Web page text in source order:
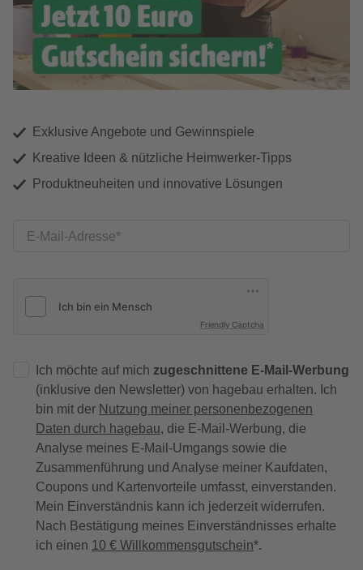
Exklusive Angebote und Gewinnspiele
Kreative Ideen & nützliche Heimwerker-Tipps
Produktneuheiten und innovative Lösungen
E-Mail-Adresse
Friendly Captcha
Ich möchte auf mich zugeschnittene E-Mail-Werbung
(inklusive den Newsletter) von hagebau erhalten. Ich
bin mit der Nutzung meiner personenbezogenen
Daten durch hagebau, die E-Mail-Werbung, die
Analyse meines E-Mail-Umgangs sowie die
Zusammenführung und Analyse meiner Kaufdaten,
Coupons und Kartenvorteile umfasst, einverstanden.
Mein Einverständnis kann ich jederzeit widerrufen.
Nach Bestätigung meines Einverständnisses erhalte
ich einen 10 € Willkommensgutschein*.